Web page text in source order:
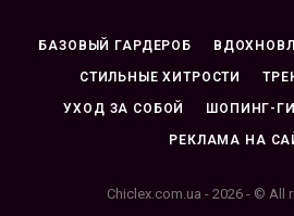
БАЗОВЫЙ ГАРДЕРОБ
СТИЛЬНЫЕ ХИТРОСТИ
УХОД ЗА СОБОЙ ШОПИНГ-
РЕКЛАМА НА
Chiclex.com.ua - 2026 - © All